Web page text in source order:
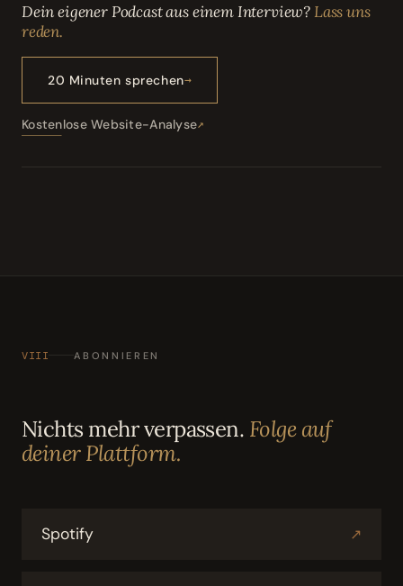
Dein eigener Podcast aus einem Interview?Lass uns
reden.
20 Minuten sprechen
Kostenlose Website-Analyse
VIII ABONNIEREN
Nichts mehr verpassen. Folge auf
deiner Plattform.
Spotify ↗